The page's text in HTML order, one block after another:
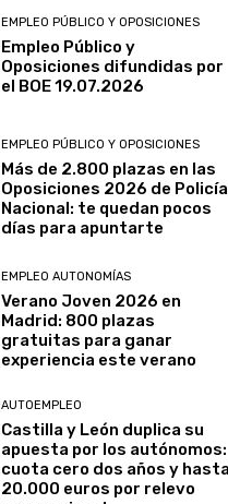
EMPLEO PÚBLICO Y OPOSICIONES
Empleo Público y
Oposiciones difundidas por
el BOE 19.07.2026
EMPLEO PÚBLICO Y OPOSICIONES
Más de 2.800 plazas en las
Oposiciones 2026 de Policía
Nacional: te quedan pocos
días para apuntarte
EMPLEO AUTONOMÍAS
Verano Joven 2026 en
Madrid: 800 plazas
gratuitas para ganar
experiencia este verano
AUTOEMPLEO
Castilla y León duplica su
apuesta por los autónomos:
cuota cero dos años y hasta
20.000 euros por relevo